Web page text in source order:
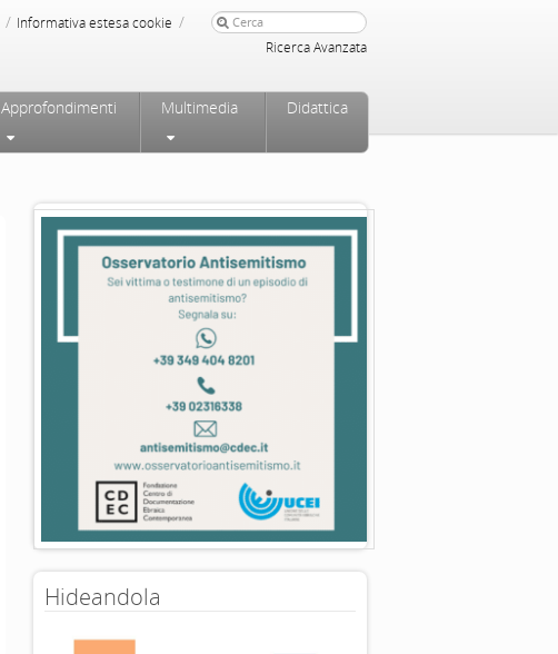
/ Informativa estesa cookie /
Ricerca Avanzata
Approfondimenti Multimedia Didattica
Hideandola